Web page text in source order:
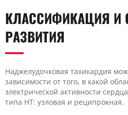
КЛАССИФИКАЦИЯ И
РАЗВИТИЯ
Наджелудочковая тахикардия
зависимости от того, в какой
электрической активности
типа НТ: узловая и реципрокная.